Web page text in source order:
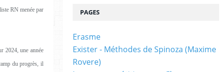
RN menée par
2024, une année
du progrès, il
PAGES
Erasme
Exister - Méthodes de Spinoza (Maxime
Rovere)